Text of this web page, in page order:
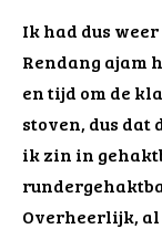
Ik had dus
Rendang ajam
en tijd om de
stoven, dus dat
ik zin in
Overheerlijk, al